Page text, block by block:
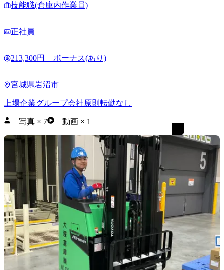
技能職(倉庫内作業員)
正社員
213,300円 + ボーナス(あり)
宮城県岩沼市
上場企業グループ会社原則転勤なし
写真 × 7 動画 × 1